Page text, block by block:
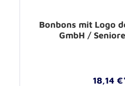
Bonbons mit Logo
GmbH /
18,14